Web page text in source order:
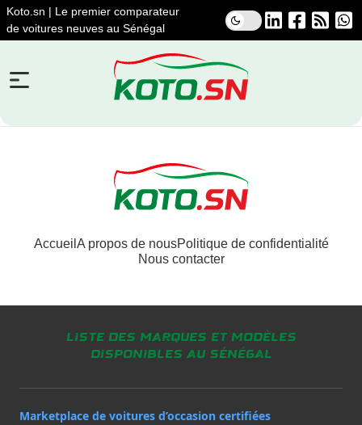
Koto.sn | Le premier comparateur
de voitures neuves au Sénégal
Accueil A propos de nousPolitique de confidentialité
Nous contacter
Liste des marques et modèles
disponibles au Sénégal
Marketplace de voitures d’occasion certifiées